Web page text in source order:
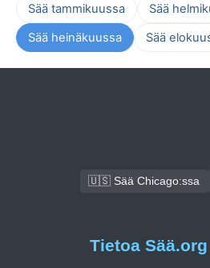
Sää tammikuussa Sää
Sää heinäkuussa
Sää
🇺🇸 Sää Chicago:ssa
Tietoa Sää.org